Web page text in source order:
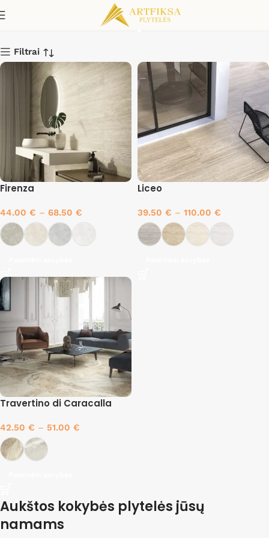
Travertino Plyteles
Filtrai
Firenza
44.00 € – 68.50 €
Liceo
39.50 € – 110.00 €
Travertino di Caracalla
42.50 € – 51.00 €
Aukštos kokybės plytelės jūsų
namams